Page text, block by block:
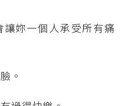
妳一個人承受所有痛
。